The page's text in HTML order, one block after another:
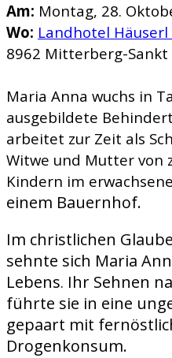
Am: Montag, 28.
Wo: Landhotel Häuserl
8962 Mitterberg-
Maria Anna wuchs in
ausgebildete
arbeitet zur Zeit als
Witwe und Mutter von
Kindern im
einem Bauernhof.
Im christlichen
sehnte sich Maria
Lebens. Ihr Sehnen
führte sie in eine
gepaart mit
Drogenkonsum.